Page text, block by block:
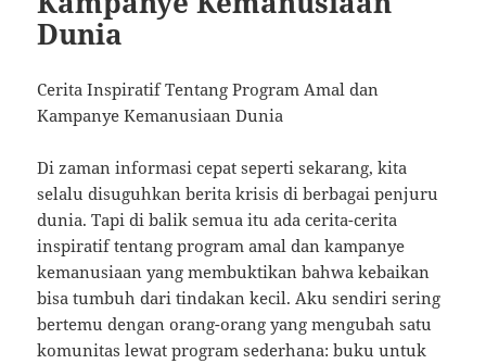
Dunia
Cerita Inspiratif Tentang Program Amal dan
Kampanye Kemanusiaan Dunia
Di zaman informasi cepat seperti sekarang, kita
selalu disuguhkan berita krisis di berbagai penjuru
dunia. Tapi di balik semua itu ada cerita-cerita
inspiratif tentang program amal dan kampanye
kemanusiaan yang membuktikan bahwa kebaikan
bisa tumbuh dari tindakan kecil. Aku sendiri sering
bertemu dengan orang-orang yang mengubah satu
komunitas lewat program sederhana: buku untuk